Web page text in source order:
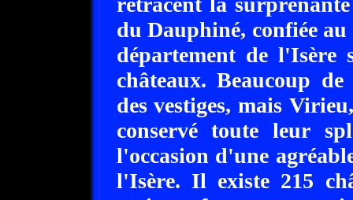
du Dauphiné, confiée
département de l'Isère
châteaux. Beaucoup
des vestiges, mais
conservé toute leur
l'occasion d'une
l'Isère. Il existe 215